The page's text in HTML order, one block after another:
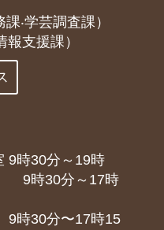
‧学芸調査課）
支援課）
9時30分～19時
30分～17時
時30分〜17時15